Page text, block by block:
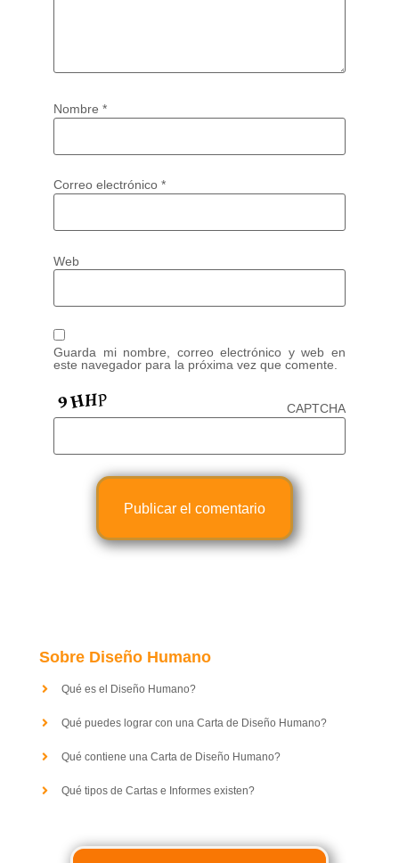
Nombre *
Correo electrónico *
Web
Guarda mi nombre, correo electrónico y web en
este navegador para la próxima vez que comente.
CAPTCHA
Sobre Diseño Humano
Qué es el Diseño Humano?
Qué puedes lograr con una Carta de Diseño Humano?
Qué contiene una Carta de Diseño Humano?
Qué tipos de Cartas e Informes existen?